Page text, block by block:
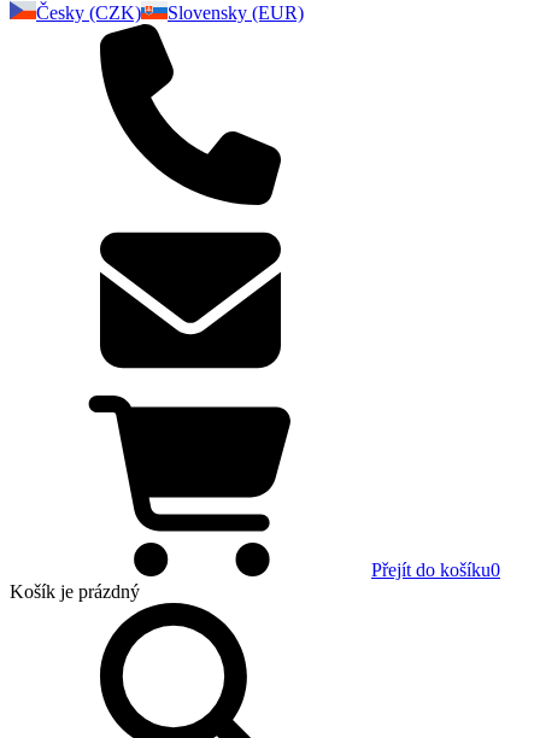
Česky (CZK)
Slovensky (EUR)
Přejít do košíku0
Košík je prázdný